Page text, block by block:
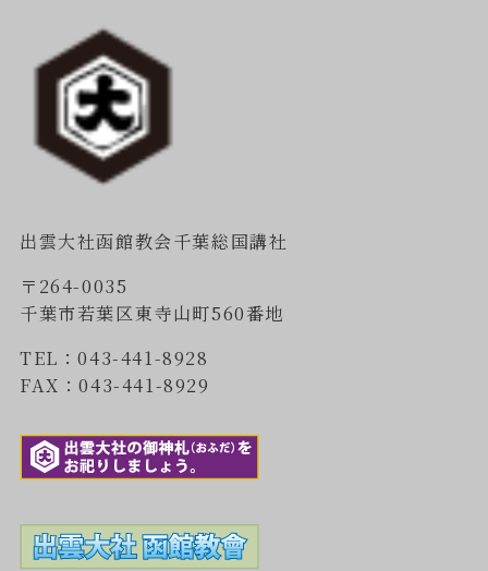
出雲大社函館教会千葉総国講社
〒264-0035
千葉市若葉区東寺山町560番地
TEL：043-441-8928
FAX：043-441-8929